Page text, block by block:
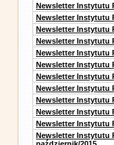
Newsletter Instytutu
Newsletter Instytutu
Newsletter Instytutu
Newsletter Instytutu
Newsletter Instytutu
Newsletter Instytutu
Newsletter Instytutu
Newsletter Instytutu
Newsletter Instytutu
Newsletter Instytutu
Newsletter Instytutu
Newsletter Instytutu